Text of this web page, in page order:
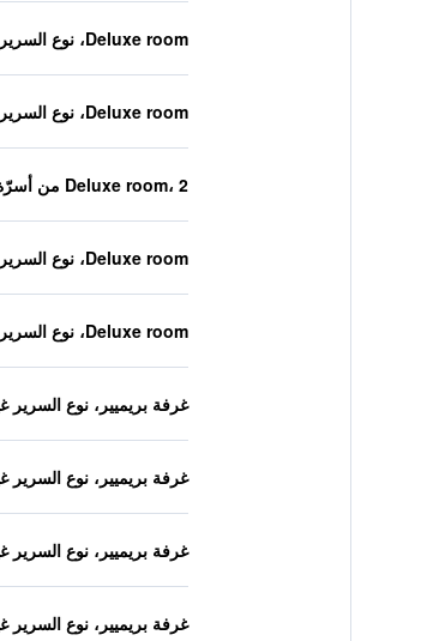
Deluxe room، نوع السرير غير معروف
Deluxe room، نوع السرير غير معروف
Deluxe room، 2 من أسرّة التوأم
Deluxe room، نوع السرير غير معروف
Deluxe room، نوع السرير غير معروف
غرفة بريميير، نوع
غرفة بريميير، نوع
غرفة بريميير، نوع
غرفة بريميير، نوع